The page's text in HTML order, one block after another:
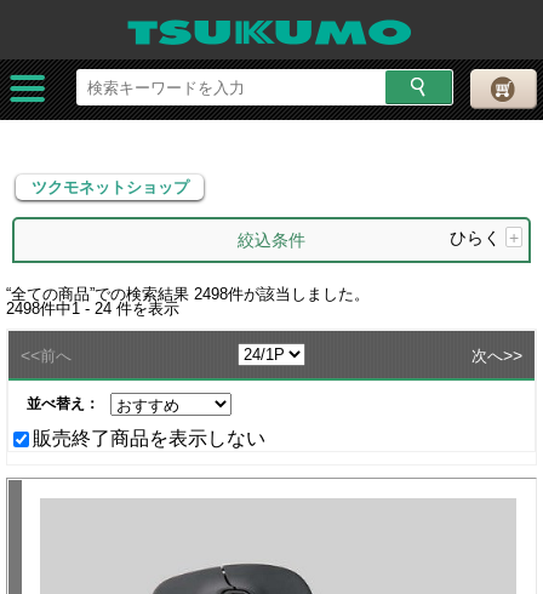
ツクモネットショップ
ツクモネットショップ
絞込条件 ひらく +
“全ての商品”での検索結果 2498件が該当しました。
2498件中1 - 24 件を表示
<<前へ 次へ>>
並べ替え：
販売終了商品を表示しない